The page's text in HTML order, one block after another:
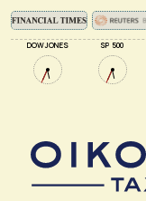
DOW JONES SP 500